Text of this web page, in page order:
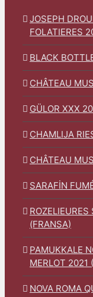
JOSEPH
FOLATIERES
BLACK
CHÂTEAU
GÜLOR XXX
CHAMLIJA
CHÂTEAU
SARAFİN
(FRANSA)
PAMUKKALE
MERLOT 2021
NOVA ROMA